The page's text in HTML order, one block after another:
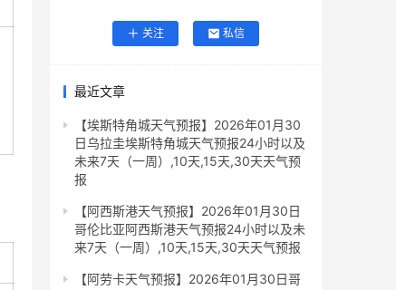
关注 私信
最近文章
【埃斯特角城天气预报】2026年01月30
日乌拉圭埃斯特角城天气预报24小时以及
未来7天（一周）,10天,15天,30天天气预
报
【阿西斯港天气预报】2026年01月30日
哥伦比亚阿西斯港天气预报24小时以及未
来7天（一周）,10天,15天,30天天气预报
【阿劳卡天气预报】2026年01月30日哥